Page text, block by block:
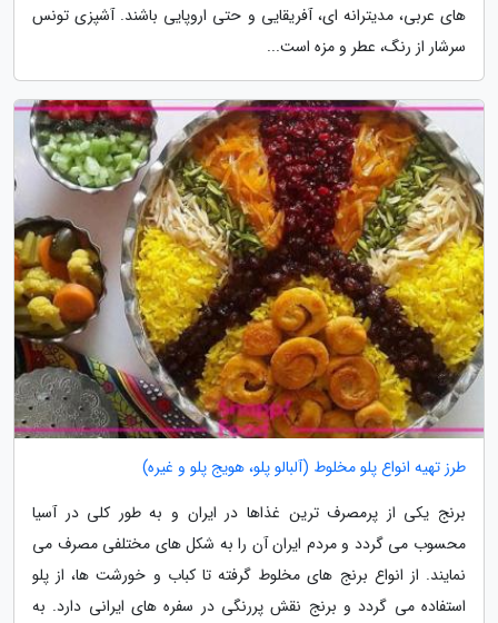
های عربی، مدیترانه ای، آفریقایی و حتی اروپایی باشند. آشپزی تونس
سرشار از رنگ، عطر و مزه است...
طرز تهیه انواع پلو مخلوط (آلبالو پلو، هویج پلو و غیره)
برنج یکی از پرمصرف ترین غذاها در ایران و به طور کلی در آسیا
محسوب می گردد و مردم ایران آن را به شکل های مختلفی مصرف می
نمایند. از انواع برنج های مخلوط گرفته تا کباب و خورشت ها، از پلو
استفاده می گردد و برنج نقش پررنگی در سفره های ایرانی دارد. به